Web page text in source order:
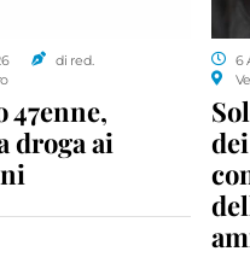
di red.
47enne,
droga ai
6